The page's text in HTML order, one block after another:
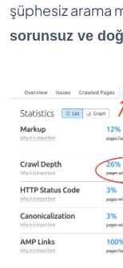
şüphesiz arama
sorunsuz ve